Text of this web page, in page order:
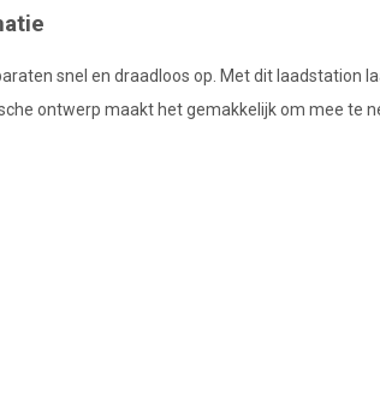
snel en draadloos op. Met dit laadstation
ontwerp maakt het gemakkelijk om mee te